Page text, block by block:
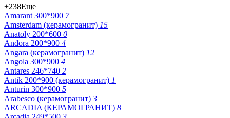
+238Еще
Amarant 300*900 7
Amsterdam (керамогранит) 15
Anatoly 200*600 0
Andora 200*900 4
Angara (керамогранит) 12
Angola 300*900 4
Antares 246*740 2
Antik 200*900 (керамогранит) 1
Anturin 300*900 5
Arabesco (керамогранит) 3
ARCADIA (КЕРАМОГРАНИТ) 8